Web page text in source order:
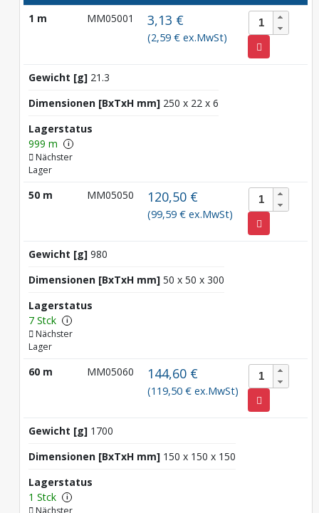
1 m
MM05001 3,13 €
(2,59 € ex.MwSt)
Gewicht [g] 21.3
Dimensionen [BxTxH mm] 250 x 22 x 6
Lagerstatus
999 m
i
Nächster
Lager
50 m MM05050 120,50 €
(99,59 € ex.MwSt)
Gewicht [g] 980
Dimensionen [BxTxH mm] 50 x 50 x 300
Lagerstatus
7 Stck
i
Nächster
Lager
60 m MM05060 144,60 €
(119,50 € ex.MwSt)
Gewicht [g] 1700
Dimensionen [BxTxH mm] 150 x 150 x 150
Lagerstatus
1 Stck
i
Nächster